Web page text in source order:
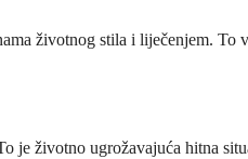
životnog stila i liječenjem. To
životno ugrožavajuća hitna